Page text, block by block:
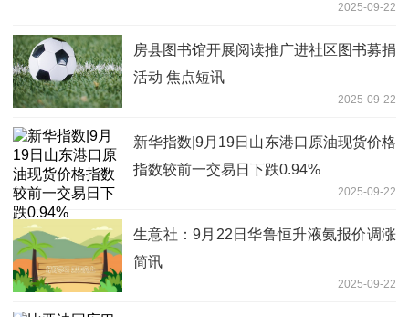
2025-09-22
房县图书馆开展阅读推广进社区图书募捐
活动 焦点短讯
2025-09-22
新华指数|9月19日山东港口原油现货价格
指数较前一交易日下跌0.94%
2025-09-22
生意社：9月22日华鲁恒升液氨报价调涨
简讯
2025-09-22